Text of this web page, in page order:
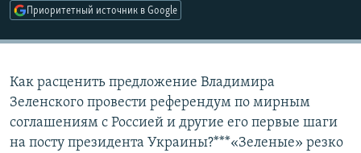
Приоритетный источник в Google
Как расценить предложение Владимира
Зеленского провести референдум по мирным
соглашениям с Россией и другие его первые шаги
на посту президента Украины?***«Зеленые» резко